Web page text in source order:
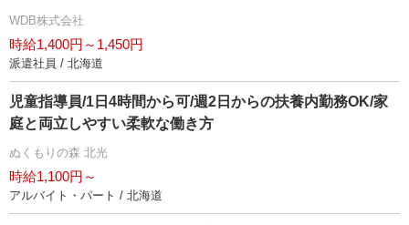
WDB株式会社
時給1,400円～1,450円
派遣社員 / 北海道
児童指導員/1日4時間から可/週2日からの扶養内勤務OK/家
庭と両立しやすい柔軟な働き方
ぬくもりの森 北光
時給1,100円～
アルバイト・パート / 北海道